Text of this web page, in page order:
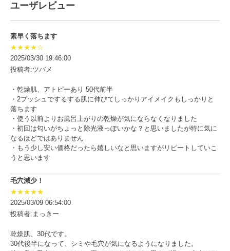
ユーザレビュー
素早く落ちます
★★★★☆
2025/03/30 19:46:00
投稿者:ツバメ
・乾燥肌、アトピーあり 50代前半
・2プッシュでするする肌に伸びてしっかりアイメイクもしっかりと
落ちます
・使う以前よりお風呂上がりの乾燥が気にならなくなりました
・初回は匂いがちょっと除光液っぽいかな？と思いましたが特に気に
なるほどではありません
・もう少し安い価格だったら嬉しいなと思いますがリピートしていこ
うと思います
毛穴減少！
★★★★★
2025/03/09 06:54:00
投稿者:まっきー
乾燥肌、30代です。
30代後半になって、シミや毛穴が気になるようになりました。